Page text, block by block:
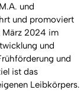
und
und promoviert
März 2024 im
und
und
ist das
Leibkörpers.